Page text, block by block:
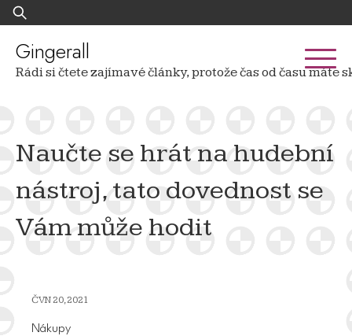
Skip
to
content
Vyhledávání
Gingerall
Rádi si čtete zajímavé články, protože čas od času
Naučte se hrát na hudební
nástroj, tato dovednost se
Vám může hodit
ČVN 20, 2021
Nákupy